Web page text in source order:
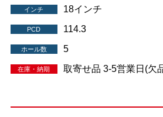
インチ 18インチ
PCD 114.3
ホール数 5
在庫・納期 取寄せ品 3-5営業日(欠